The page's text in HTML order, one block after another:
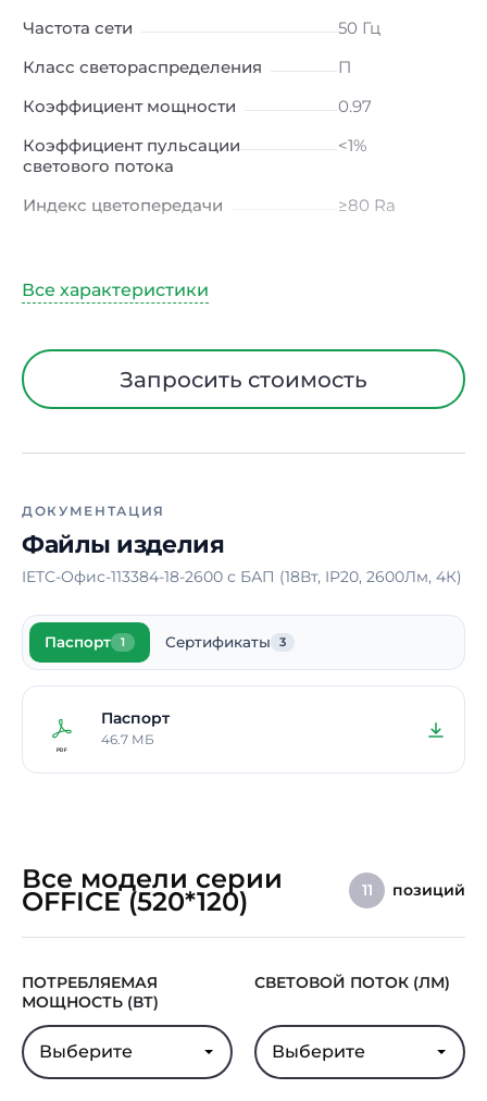
Частота сети
50 Гц
Класс светораспределения
П
Коэффициент мощности
0.97
Коэффициент пульсации
светового потока
<1%
Индекс цветопередачи
≥80 Ra
Угол рассеивания
Тип рассеивателя
Микропризма
Блок аварийного питания
Да
режиме
Способ монтажа
Ширина
Высота / Глубина
50 мм
Масса
В реестре Минпромторга
Запросить стоимость
ДОКУМЕНТАЦИЯ
Файлы изделия
IETC-Офис-113384-18-2600 с БАП (18Вт, IP20, 2600Лм, 4К)
Паспорт 1 Сертификаты 3
Паспорт
46.7 МБ
Все модели серии
OFFICE (520*120) 11 позиций
ПОТРЕБЛЯЕМАЯ
МОЩНОСТЬ (ВТ)
Выберите
СВЕТОВОЙ ПОТОК (ЛМ)
Выберите